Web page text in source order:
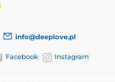
info@deeplove.pl
Facebook Instagram